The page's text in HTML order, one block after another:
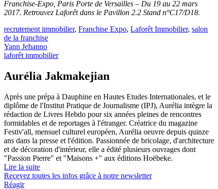
Franchise-Expo, Paris Porte de Versailles – Du 19 au 22 mars
2017. Retrouvez Laforêt dans le Pavillon 2.2 Stand n°C17/D18.
recrutement immobilier, Franchise Expo, Laforêt Immobilier, salon
de la franchise
Yann Jehanno
laforêt immobilier
Aurélia Jakmakejian
Après une prépa à Dauphine en Hautes Etudes Internationales, et le
diplôme de l'Institut Pratique de Journalisme (IPJ), Aurélia intègre la
rédaction de Livres Hebdo pour six années pleines de rencontres
formidables et de reportages à l'étranger. Créatrice du magazine
Festiv'all, mensuel culturel européen, Aurélia oeuvre depuis quinze
ans dans la presse et l'édition. Passionnée de bricolage, d'architecture
et de décoration d'intérieur, elle a édité plusieurs ouvrages dont
"Passion Pierre" et "Maisons +" aux éditions Hoëbeke.
Lire la suite
Recevez toutes les infos grâce à notre newsletter
Réagir